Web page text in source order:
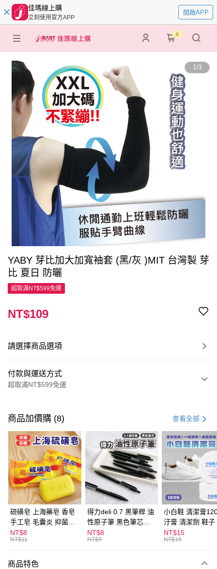
佳瑪線上購
立刻使用官方APP
開啟APP
0
1/3
YABY 芽比加大加寬袖套 (黑/灰 )MIT 台灣製 芽
比 夏日 防曬
超取滿NT$599免運
NT$109
請選擇商品選項
付款與運送方式
超取滿NT$599免運
信用卡一次付款
超商取貨付款
LINE Pay
Apple Pay
街口支付
悠遊付
ATM付款
全家取貨付款
商品加價購 (8) 查看全部
硫磺皂 上海藥皂 香皂
手工皂 毛囊炎 抑菌除
蟎 清潔護膚 去油去痘
寵物皮膚病 狗狗貓咪
NT$8
NT$11
得力deli 0.7 黑筆桿 油
性原子筆 黑色筆芯
S304
NT$8
NT$9
小白鞋 清潔膏
汙膏 清潔劑 鞋子
漬 白皮鞋 鞋油
NT$15
NT$16
商品特色